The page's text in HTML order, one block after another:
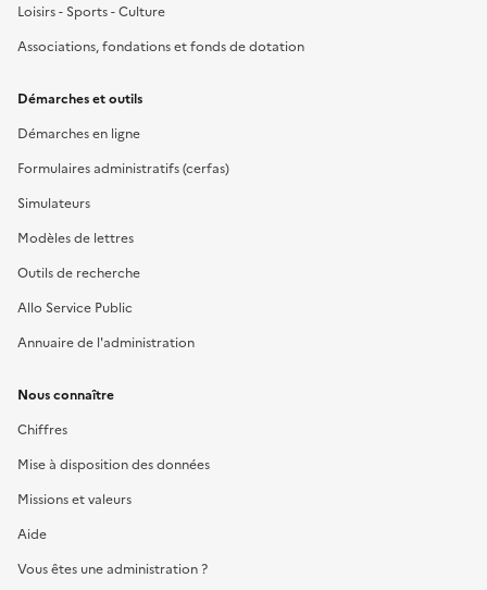
Loisirs - Sports - Culture
Associations, fondations et fonds de dotation
Démarches et outils
Démarches en ligne
Formulaires administratifs (cerfas)
Simulateurs
Modèles de lettres
Outils de recherche
Allo Service Public
Annuaire de l'administration
Nous connaître
Chiffres
Mise à disposition des données
Missions et valeurs
Aide
Vous êtes une administration ?